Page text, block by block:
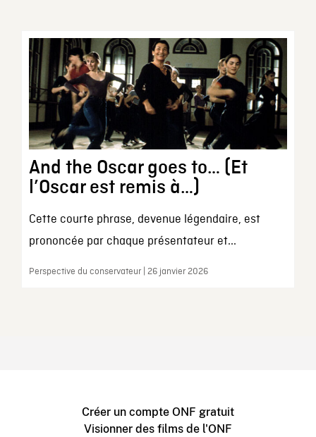
And the Oscar goes to… (Et
l’Oscar est remis à…)
Cette courte phrase, devenue légendaire, est
prononcée par chaque présentateur et...
Perspective du conservateur | 26 janvier 2026
Créer un compte ONF gratuit
Visionner des films de l'ONF